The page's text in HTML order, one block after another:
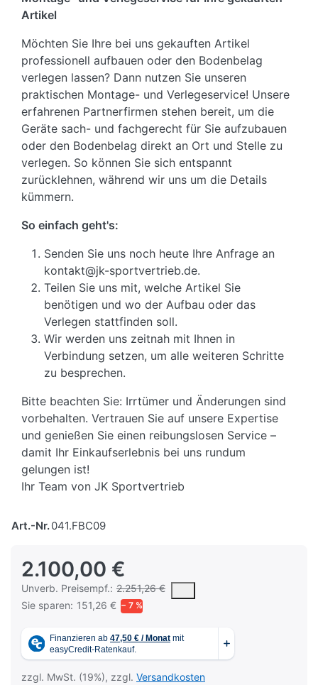
Artikel
Möchten Sie Ihre bei uns gekauften Artikel
professionell aufbauen oder den Bodenbelag
verlegen lassen? Dann nutzen Sie unseren
praktischen Montage- und Verlegeservice! Unsere
erfahrenen Partnerfirmen stehen bereit, um die
Geräte sach- und fachgerecht für Sie aufzubauen
oder den Bodenbelag direkt an Ort und Stelle zu
verlegen. So können Sie sich entspannt
zurücklehnen, während wir uns um die Details
kümmern.
So einfach geht's:
Senden Sie uns noch heute Ihre Anfrage an
kontakt@jk-sportvertrieb.de.
Teilen Sie uns mit, welche Artikel Sie
benötigen und wo der Aufbau oder das
Verlegen stattfinden soll.
Wir werden uns zeitnah mit Ihnen in
Verbindung setzen, um alle weiteren Schritte
zu besprechen.
Bitte beachten Sie: Irrtümer und Änderungen sind
vorbehalten. Vertrauen Sie auf unsere Expertise
und genießen Sie einen reibungslosen Service –
damit Ihr Einkaufserlebnis bei uns rundum
gelungen ist!
Ihr Team von JK Sportvertrieb
Art.-Nr.041.FBC09
2.100,00 €
Unverb. Preisempf.: 2.251,26 €
Die UVP ist der vorgeschlagene oder empfohlene
Sie sparen: 151,26 € − 7 %
zzgl. MwSt. (19%), zzgl. Versandkosten